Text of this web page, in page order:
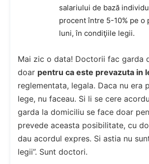
salariului de bază
procent între 5-10% pe o
luni, în condiţiile legii.
Mai zic o data! Doctorii fac garda
doar pentru ca este prevazuta in
reglementata, legala. Daca nu era
lege, nu faceau. Si li se cere
garda la domiciliu se face doar
prevede aceasta posibilitate, cu
dau acordul expres. Si astia nu
legii”. Sunt doctori.